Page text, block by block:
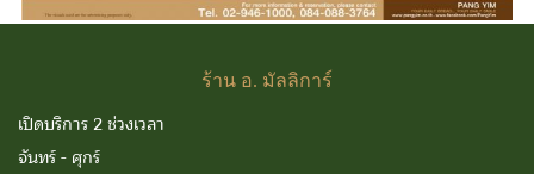
ร้าน อ. มัลลิการ์
เปิดบริการ 2 ช่วงเวลา
จันทร์ - ศุกร์